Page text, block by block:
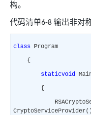
构。
代码清单6-8 输出非对
classProgram
{
staticvoid
{